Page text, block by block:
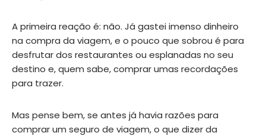
A primeira reação é: não. Já gastei imenso dinheiro
na compra da viagem, e o pouco que sobrou é para
desfrutar dos restaurantes ou esplanadas no seu
destino e, quem sabe, comprar umas recordações
para trazer.
Mas pense bem, se antes já havia razões para
comprar um seguro de viagem, o que dizer da